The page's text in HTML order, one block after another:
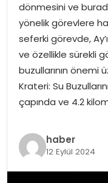
GÜNDEM
dönmesini ve
yönelik görevlere
seferki görevde,
ve özellikle sürekli
buzullarının önemi
Krateri: Su
çapında ve 4.2
haber
12 Eylül 2024